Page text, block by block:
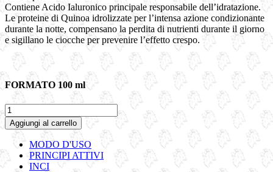
Contiene Acido Ialuronico principale responsabile dell’idratazione.
Le proteine di Quinoa idrolizzate per l’intensa azione condizionante
durante la notte, compensano la perdita di nutrienti durante il giorno
e sigillano le ciocche per prevenire l’effetto crespo.
FORMATO 100 ml
DEEP
|
Siero
Riparatore
Notturno
quantità
Aggiungi al carrello
MODO D'USO
PRINCIPI ATTIVI
INCI